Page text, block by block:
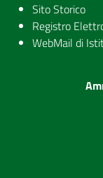
Sito Storico
Registro
WebMail di